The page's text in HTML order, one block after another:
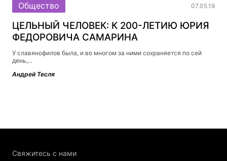
Общество 07.05.19
ЦЕЛЬНЫЙ ЧЕЛОВЕК: К 200-ЛЕТИЮ ЮРИЯ
ФЕДОРОВИЧА САМАРИНА
У славянофилов была, и во многом за ними сохраняется по сей
день,...
Андрей Тесля
Свяжитесь c нами